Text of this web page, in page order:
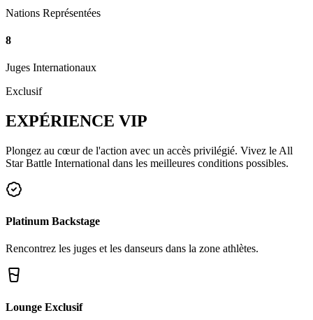
Nations Représentées
8
Juges Internationaux
Exclusif
EXPÉRIENCE VIP
Plongez au cœur de l'action avec un accès privilégié. Vivez le All
Star Battle International dans les meilleures conditions possibles.
Platinum Backstage
Rencontrez les juges et les danseurs dans la zone athlètes.
Lounge Exclusif